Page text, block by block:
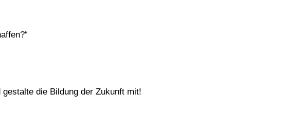
gestalte die Bildung der Zukunft mit!